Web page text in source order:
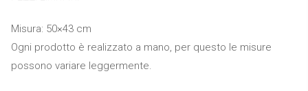
Misura: 50×43 cm
Ogni prodotto è realizzato a mano, per questo le misure
possono variare leggermente.